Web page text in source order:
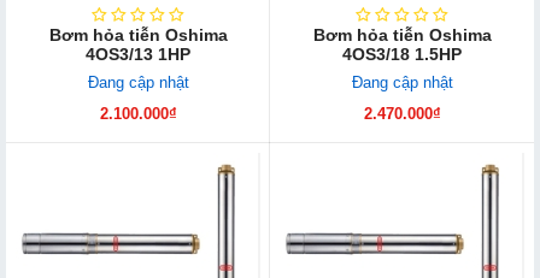
Bơm hỏa tiễn Oshima
4OS3/13 1HP
Đang cập nhật
2.100.000₫
Bơm hỏa tiễn Oshima
4OS3/18 1.5HP
Đang cập nhật
2.470.000₫